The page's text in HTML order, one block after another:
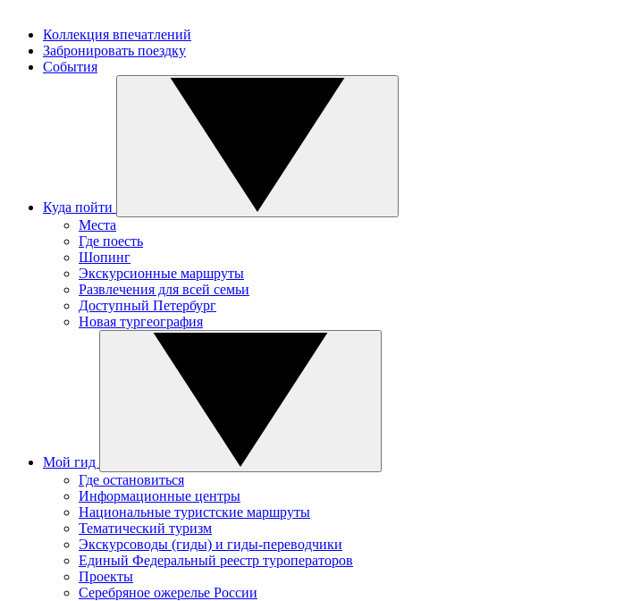
Коллекция впечатлений
Забронировать поездку
События
Куда пойти
Места
Где поесть
Шопинг
Экскурсионные маршруты
Развлечения для всей семьи
Доступный Петербург
Новая тургеография
Мой гид
Где остановиться
Информационные центры
Национальные туристские маршруты
Тематический туризм
Экскурсоводы (гиды) и гиды-переводчики
Единый Федеральный реестр туроператоров
Проекты
Серебряное ожерелье России